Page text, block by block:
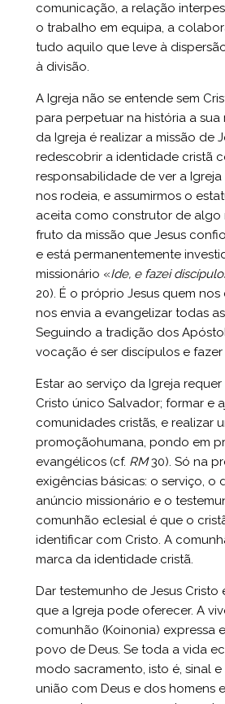
comunicação, a relação
o trabalho em equipa, a
tudo aquilo que leve à
à divisão.
A Igreja não se entende sem
para perpetuar na história a sua
da Igreja é realizar a missão de
redescobrir a identidade cristã
responsabilidade de ver a
nos rodeia, e assumirmos o
aceita como construtor de algo
fruto da missão que Jesus
e está permanentemente
missionário «Ide, e fazei
20). É o próprio Jesus quem nos
nos envia a evangelizar todas
Seguindo a tradição dos
vocação é ser discípulos e
Estar ao serviço da Igreja
Cristo único Salvador; formar e
comunidades cristãs, e realizar
promoçãohumana, pondo em
evangélicos (cf. RM30). Só na
exigências básicas: o serviço, o
anúncio missionário e o
comunhão eclesial é que o
identificar com Cristo. A
marca da identidade cristã.
Dar testemunho de Jesus Cristo
que a Igreja pode oferecer. A
comunhão (Koinonia) expressa
povo de Deus. Se toda a vida
modo sacramento, isto é, sinal
união com Deus e dos homens